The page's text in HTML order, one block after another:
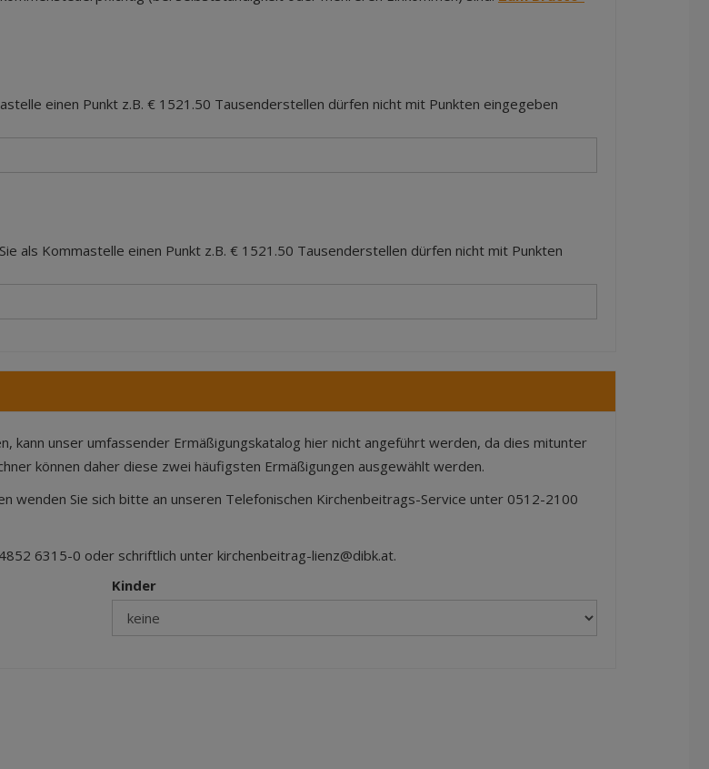
einen Punkt z.B. € 1521.50 Tausenderstellen dürfen nicht mit Punkten eingegeben
als Kommastelle einen Punkt z.B. € 1521.50 Tausenderstellen dürfen nicht mit Punkten
kann unser umfassender Ermäßigungskatalog hier nicht angeführt werden, da dies mitunter
können daher diese zwei häufigsten Ermäßigungen ausgewählt werden.
wenden Sie sich bitte an unseren Telefonischen Kirchenbeitrags-Service unter 0512-2100
6315-0 oder schriftlich unter kirchenbeitrag-lienz@dibk.at.
Kinder